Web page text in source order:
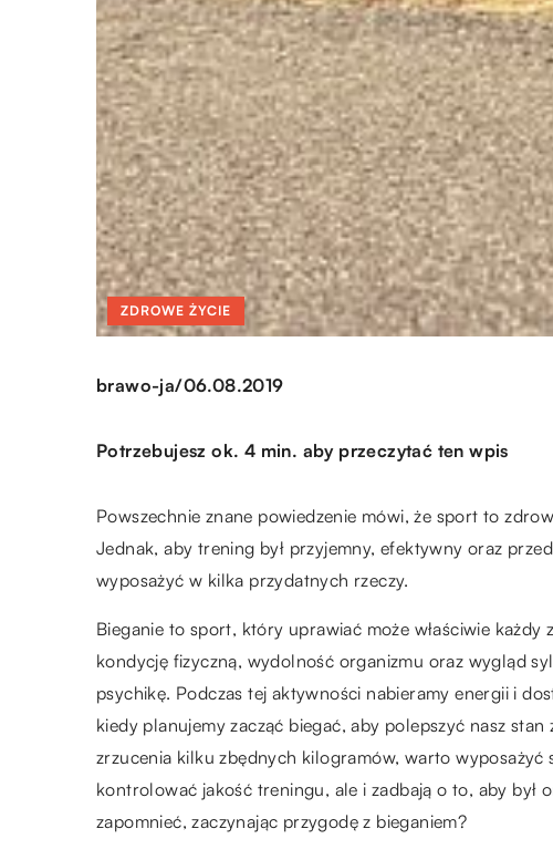
ZDROWE ŻYCIE
brawo-ja/06.08.2019
Potrzebujesz ok. 4 min. aby przeczytać ten wpis
Powszechnie znane powiedzenie mówi, że sport to
Jednak, aby trening był przyjemny, efektywny oraz
wyposażyć w kilka przydatnych rzeczy.
Bieganie to sport, który uprawiać może właściwie każdy
kondycję fizyczną, wydolność organizmu oraz wygląd
psychikę. Podczas tej aktywności nabieramy energii i
kiedy planujemy zacząć biegać, aby polepszyć nasz
zrzucenia kilku zbędnych kilogramów, warto
kontrolować jakość treningu, ale i zadbają o to, aby był
zapomnieć, zaczynając przygodę z bieganiem?